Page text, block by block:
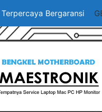
Bergaransi